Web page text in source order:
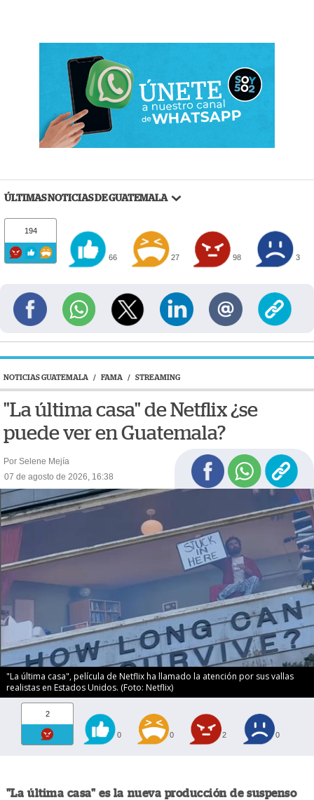
ÚLTIMAS NOTICIAS DE GUATEMALA
194
66 27 98 3
NOTICIAS GUATEMALA / FAMA / STREAMING
"La última casa" de Netflix ¿se
puede ver en Guatemala?
Por Selene Mejía
07 de agosto de 2026, 16:38
"La última casa", película de Netflix ha llamado la atención por sus vallas
realistas en Estados Unidos. (Foto: Netflix)
2
0 0 2 0
"La última casa" es la nueva producción de suspenso